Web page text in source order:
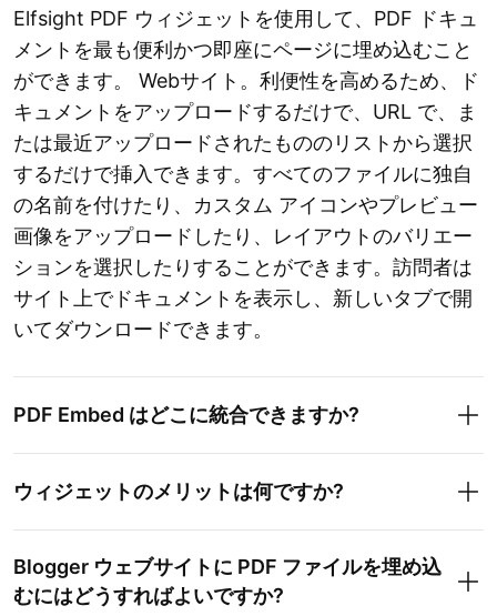
Elfsight PDF ウィジェットを使用して、PDF ドキュ
メントを最も便利かつ即座にページに埋め込むこと
ができます。 Webサイト。利便性を高めるため、ド
キュメントをアップロードするだけで、URL で、ま
たは最近アップロードされたもののリストから選択
するだけで挿入できます。すべてのファイルに独自
の名前を付けたり、カスタム アイコンやプレビュー
画像をアップロードしたり、レイアウトのバリエー
ションを選択したりすることができます。訪問者は
サイト上でドキュメントを表示し、新しいタブで開
いてダウンロードできます。
PDF Embed はどこに統合できますか?
ウィジェットのメリットは何ですか?
Blogger ウェブサイトに PDF ファイルを埋め込
むにはどうすればよいですか?